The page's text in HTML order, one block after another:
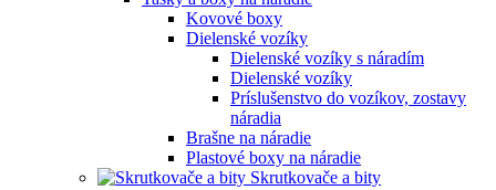
Kovové boxy
Dielenské vozíky
Dielenské vozíky s náradím
Dielenské vozíky
Príslušenstvo do vozíkov, zostavy
náradia
Brašne na náradie
Plastové boxy na náradie
Skrutkovače a bity